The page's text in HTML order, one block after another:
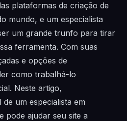
plataformas de criação de
mundo, e um especialista
um grande trunfo para tirar
ferramenta. Com suas
e opções de
como trabalhá-lo
Neste artigo,
um especialista em
pode ajudar seu site a